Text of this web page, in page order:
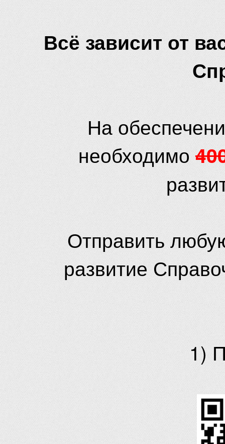
Всё зависит от
На
необходимо
Отправить
развитие
1)